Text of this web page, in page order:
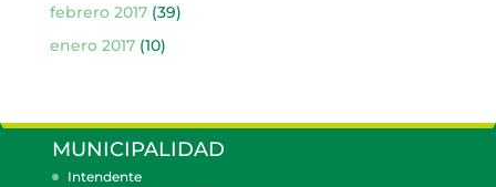
febrero 2017(39)
enero 2017(10)
MUNICIPALIDAD
Intendente